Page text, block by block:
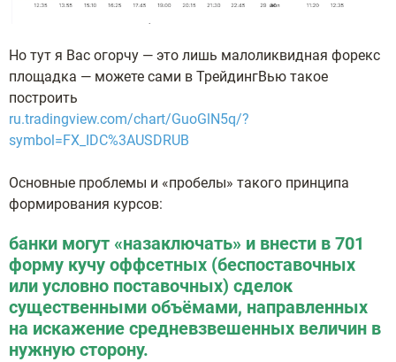
Но тут я Вас огорчу — это лишь малоликвидная форекс
площадка — можете сами в ТрейдингВью такое
построить
ru.tradingview.com/chart/GuoGlN5q/?
symbol=FX_IDC%3AUSDRUB
Основные проблемы и «пробелы» такого принципа
формирования курсов:
банки могут «назаключать» и внести в 701
форму кучу оффсетных (беспоставочных
или условно поставочных) сделок
существенными объёмами, направленных
на искажение средневзвешенных величин в
нужную сторону.